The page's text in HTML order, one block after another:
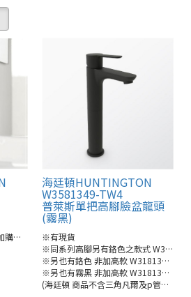
(商品不含三角凡爾及p管，加購另計900元)
海廷頓HUNTINGTON
W3581349-TW4
普萊斯單把高腳臉盆龍頭
(霧黑)
※有現貨
※同系列高腳另有鉻色之款式 W3581301-TW4
※另也有鉻色 非加高款 W3181301-TW1
※另也有霧黑 非加高款 W3181349-TW4
(海廷頓 商品不含三角凡爾及p管，加購另計900元)